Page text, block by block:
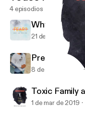
4 episodios
Why FEAR
21 de mar de 2019
Pressing
8 de mar de 2019
Toxic Family
1 de mar de 2019